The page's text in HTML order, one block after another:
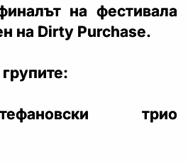
на фестивала
на Dirty Purchase.
трио